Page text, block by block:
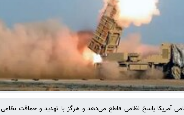
آمریکا پاسخ نظامی قاطع می‌دهد و هرگز با تهدید و حماقت نظامی